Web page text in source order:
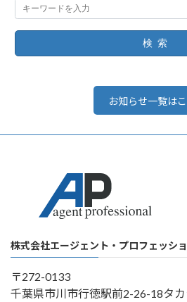
検索
お知らせ一覧は
株式会社エージェント・プロフェッシ
〒272-0133
千葉県市川市行徳駅前2-26-18タ